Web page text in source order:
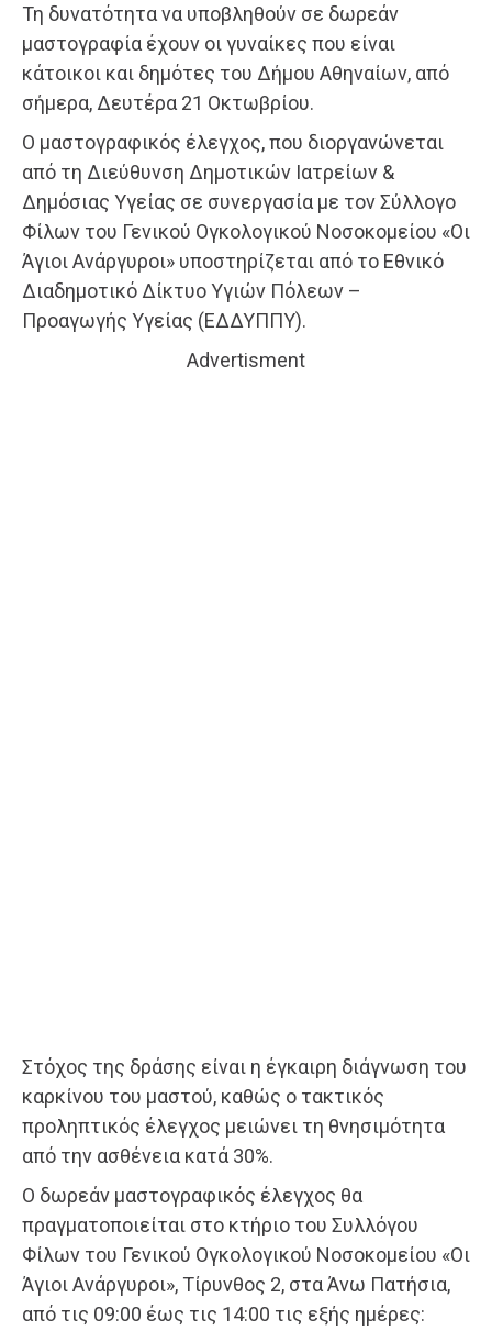
Τη δυνατότητα να υποβληθούν σε δωρεάν
μαστογραφία έχουν οι γυναίκες που είναι
κάτοικοι και δημότες του Δήμου Αθηναίων, από
σήμερα, Δευτέρα 21 Οκτωβρίου.
Ο μαστογραφικός έλεγχος, που διοργανώνεται
από τη Διεύθυνση Δημοτικών Ιατρείων &
Δημόσιας Υγείας σε συνεργασία με τον Σύλλογο
Φίλων του Γενικού Ογκολογικού Νοσοκομείου «Οι
Άγιοι Ανάργυροι» υποστηρίζεται από το Εθνικό
Διαδημοτικό Δίκτυο Υγιών Πόλεων –
Προαγωγής Υγείας (ΕΔΔΥΠΠΥ).
Advertisment
Στόχος της δράσης είναι η έγκαιρη διάγνωση του
καρκίνου του μαστού, καθώς ο τακτικός
προληπτικός έλεγχος μειώνει τη θνησιμότητα
από την ασθένεια κατά 30%.
Ο δωρεάν μαστογραφικός έλεγχος θα
πραγματοποιείται στο κτήριο του Συλλόγου
Φίλων του Γενικού Ογκολογικού Νοσοκομείου «Οι
Άγιοι Ανάργυροι», Τίρυνθος 2, στα Άνω Πατήσια,
από τις 09:00 έως τις 14:00 τις εξής ημέρες: